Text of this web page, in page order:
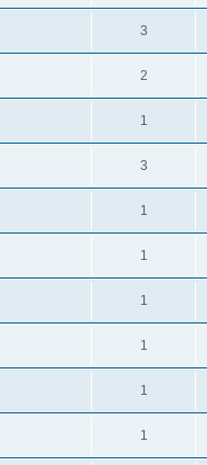
3
2
1
3
1
1
1
1
1
1